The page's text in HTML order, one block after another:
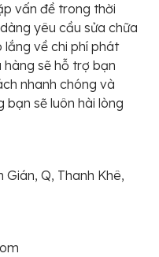
vấn đề trong thời
yêu cầu sửa chữa
về chi phí phát
hàng sẽ hỗ trợ bạn
nhanh chóng và
sẽ luôn hài lòng
Gián, Q, Thanh Khê,